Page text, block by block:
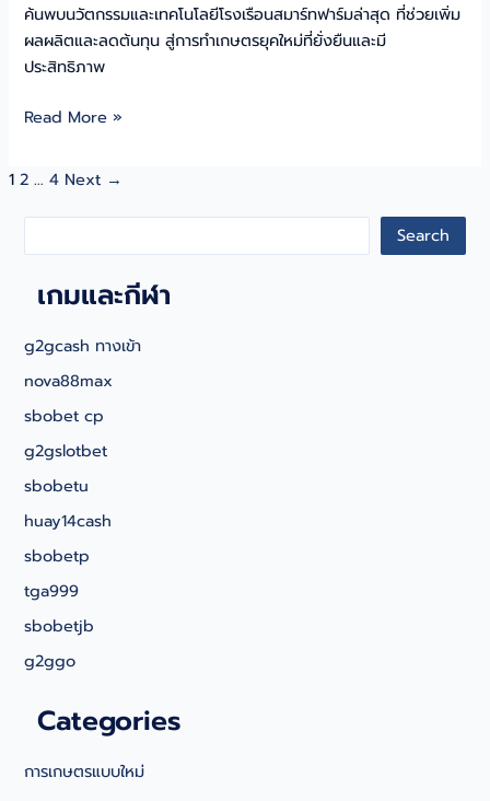
ค้นพบนวัตกรรมและเทคโนโลยีโรงเรือนสมาร์ทฟาร์มล่าสุด ที่ช่วยเพิ่ม
ผลผลิตและลดต้นทุน สู่การทำเกษตรยุคใหม่ที่ยั่งยืนและมี
ประสิทธิภาพ
โรง
สมา
ฟาร์ม:
เกษตร
สู่
ยุค
ผลผลิต
Read More »
1 2 … 4 Next →
c
h
Search
เกมและกีฬา
g2gcash ทางเข้า
nova88max
sbobet cp
g2gslotbet
sbobetu
huay14cash
sbobetp
tga999
sbobetjb
g2ggo
Categories
การเกษตรแบบใหม่